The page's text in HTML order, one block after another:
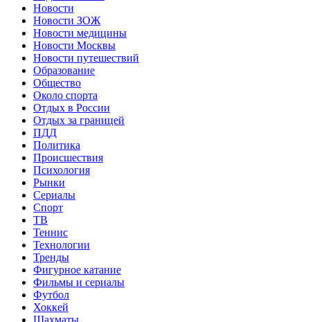
Новости
Новости ЗОЖ
Новости медицины
Новости Москвы
Новости путешествий
Образование
Общество
Около спорта
Отдых в России
Отдых за границей
ПДД
Политика
Происшествия
Психология
Рынки
Сериалы
Спорт
ТВ
Теннис
Технологии
Тренды
Фигурное катание
Фильмы и сериалы
Футбол
Хоккей
Шахматы